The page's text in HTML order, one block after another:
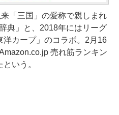
「三国」の愛称で親しまれ
典」と、2018年にはリーグ
カープ」のコラボ。2月16
売れ筋ランキン
いう。